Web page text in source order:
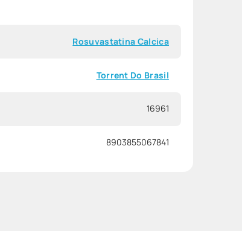
Rosuvastatina Calcica
Torrent Do Brasil
16961
8903855067841